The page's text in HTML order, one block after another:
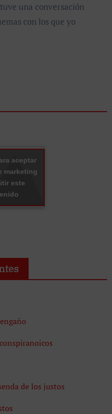
con los que yo
aceptar
marketing
este
de los justos